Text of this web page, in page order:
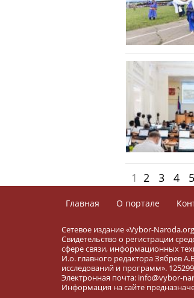
1 2 3 4 5
Главная О портале
Сетевое издание «Vybor-
Свидетельство о регистрации
сфере связи, информационных
И.о. главного редактора Зябрев
исследований и программ».
Электронная почта: info@vybor-
Информация на сайте